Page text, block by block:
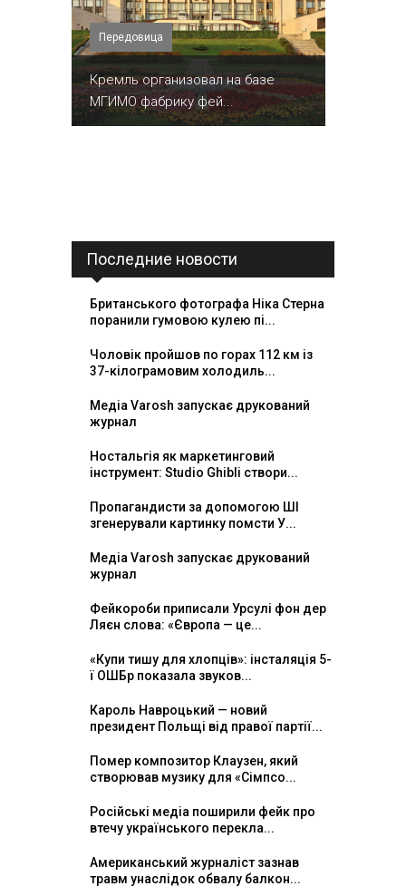
Передовица
Кремль организовал на базе
МГИМО фабрику фей...
Последние новости
Британського фотографа Ніка Стерна
поранили гумовою кулею пі...
Чоловік пройшов по горах 112 км із
37-кілограмовим холодиль...
Медіа Varosh запускає друкований
журнал
Ностальгія як маркетинговий
інструмент: Studio Ghibli створи...
Пропагандисти за допомогою ШІ
згенерували картинку помсти У...
Медіа Varosh запускає друкований
журнал
Фейкороби приписали Урсулі фон дер
Ляєн слова: «Європа — це...
«Купи тишу для хлопців»: інсталяція 5-
ї ОШБр показала звуков...
Кароль Навроцький — новий
президент Польщі від правої партії...
Помер композитор Клаузен, який
створював музику для «Сімпсо...
Російські медіа поширили фейк про
втечу українського перекла...
Американський журналіст зазнав
травм унаслідок обвалу балкон...